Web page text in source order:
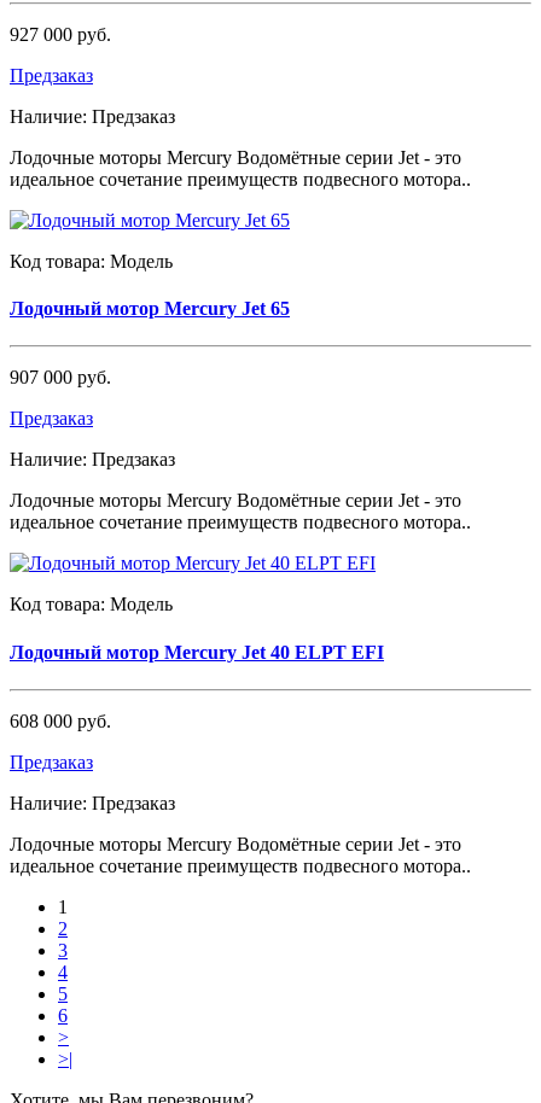
927 000 руб.
Предзаказ
Наличие: Предзаказ
Лодочные моторы Mercury Водомётные серии Jet - это
идеальное сочетание преимуществ подвесного мотора..
Код товара: Модель
Лодочный мотор Mercury Jet 65
907 000 руб.
Предзаказ
Наличие: Предзаказ
Лодочные моторы Mercury Водомётные серии Jet - это
идеальное сочетание преимуществ подвесного мотора..
Код товара: Модель
Лодочный мотор Mercury Jet 40 ELPT EFI
608 000 руб.
Предзаказ
Наличие: Предзаказ
Лодочные моторы Mercury Водомётные серии Jet - это
идеальное сочетание преимуществ подвесного мотора..
1
2
3
4
5
6
>
>|